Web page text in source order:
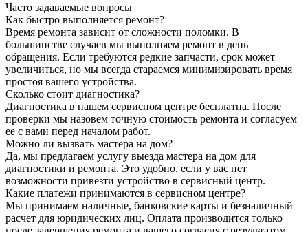
Часто задаваемые вопросы
Как быстро выполняется ремонт?
Время ремонта зависит от сложности поломки. В
большинстве случаев мы выполняем ремонт в день
обращения. Если требуются редкие запчасти, срок может
увеличиться, но мы всегда стараемся минимизировать время
простоя вашего устройства.
Сколько стоит диагностика?
Диагностика в нашем сервисном центре бесплатна. После
проверки мы назовем точную стоимость ремонта и согласуем
ее с вами перед началом работ.
Можно ли вызвать мастера на дом?
Да, мы предлагаем услугу выезда мастера на дом для
диагностики и ремонта. Это удобно, если у вас нет
возможности привезти устройство в сервисный центр.
Какие платежи принимаются в сервисном центре?
Мы принимаем наличные, банковские карты и безналичный
расчет для юридических лиц. Оплата производится только